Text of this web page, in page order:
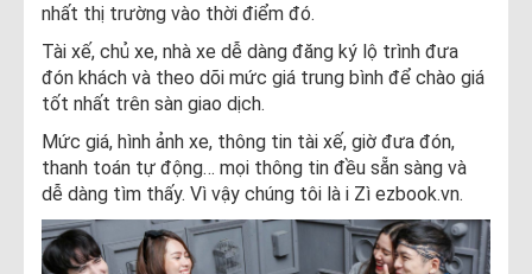
nhất thị trường vào thời điểm đó.
Tài xế, chủ xe, nhà xe dễ dàng đăng ký lộ trình đưa
đón khách và theo dõi mức giá trung bình để chào giá
tốt nhất trên sàn giao dịch.
Mức giá, hình ảnh xe, thông tin tài xế, giờ đưa đón,
thanh toán tự động… mọi thông tin đều sẵn sàng và
dễ dàng tìm thấy. Vì vậy chúng tôi là i Zì ezbook.vn.